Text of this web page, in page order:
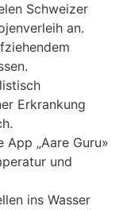
Schweizer
an.
Erkrankung
„Aare Guru»
und
ins Wasser